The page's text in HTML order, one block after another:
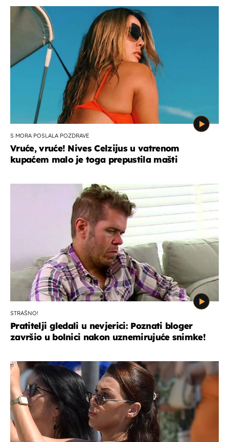
S MORA POSLALA POZDRAVE
Vruće, vruće! Nives Celzijus u vatrenom
kupaćem malo je toga prepustila mašti
STRAŠNO!
Pratitelji gledali u nevjerici: Poznati bloger
završio u bolnici nakon uznemirujuće snimke!